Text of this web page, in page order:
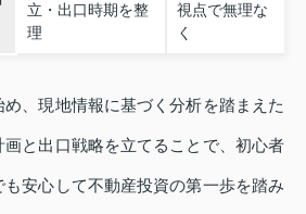
立・出口時期を整
理
視点で無理な
く
、現地情報に基づく分析を踏まえた
画と出口戦略を立てることで、初心者
安心して不動産投資の第一歩を踏み